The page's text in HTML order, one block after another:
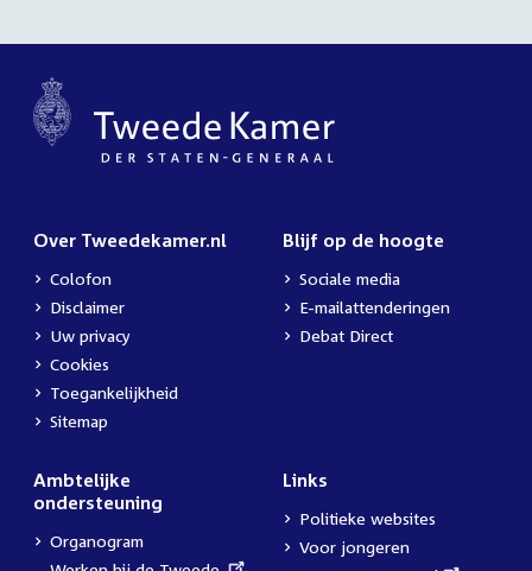
Over Tweedekamer.nl
Colofon
Disclaimer
Uw privacy
Cookies
Toegankelijkheid
Sitemap
Blijf op de hoogte
Sociale media
E-mailattenderingen
Debat Direct
Ambtelijke
ondersteuning
Organogram
Links
Politieke websites
Voor jongeren